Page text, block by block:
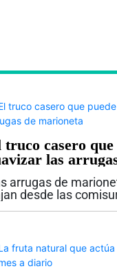
truco casero
las
arrugas de
desde las